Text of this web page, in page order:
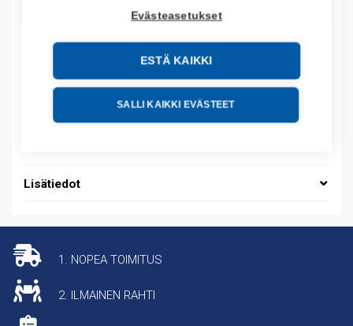
Evästeasetukset
ESTÄ KAIKKI
SALLI KAIKKI EVÄSTEET
LISÄÄ OSTOSKORIIN
Tuotekoodit
Tilauskoodi: 08450265013
Lisätiedot
1. NOPEA TOIMITUS
2. ILMAINEN RAHTI